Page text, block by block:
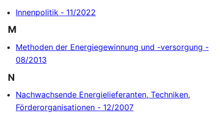
Innenpolitik ‐ 11/2022
M
Methoden der Energiegewinnung und -versorgung -
08/2013
N
Nachwachsende Energielieferanten, Techniken,
Förderorganisationen - 12/2007